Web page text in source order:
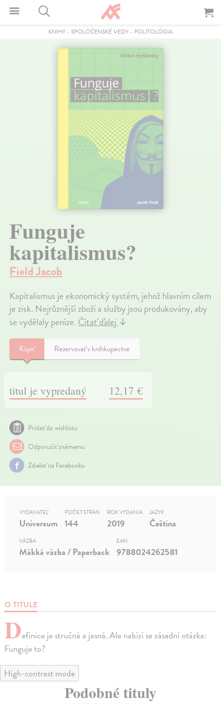
KNIHY - SPOLOČENSKÉ VEDY - POLITOLÓGIA
Funguje
kapitalismus?
Field Jacob
Kapitalismus je ekonomický systém, jehož hlavním cílem
je zisk. Nejrůznější zboží a služby jsou produkovány, aby
se vydělaly peníze.Čítať ďalej↓
Kúpiť Rezervovať v kníhkupectve
titul je vypredaný 12,17 €
Pridať do wishlistu
Odporučiť známemu
Zdielať na Facebooku
O TITULE
Definice je stručná a jasná. Ale nabízí se zásadní otázka:
Funguje to?
VYDAVATEĽ
Universum
POČET STRÁN
144
ROK VYDANIA
2019
JAZYK
Čeština
VÄZBA
Mäkká väzba / Paperback
EAN
9788024262581
High-contrast mode
Podobné tituly